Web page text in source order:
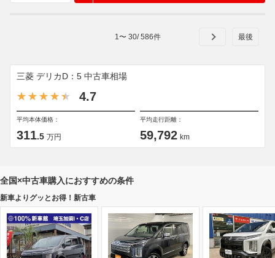
1 〜 30/586件
三菱 デリカD：5 中古車相場
4.7
平均本体価格：
311.5 万円
平均走行距離：
59,792 km
全国×中古車購入におすすめの条件
新車よりグッとお得！新古車